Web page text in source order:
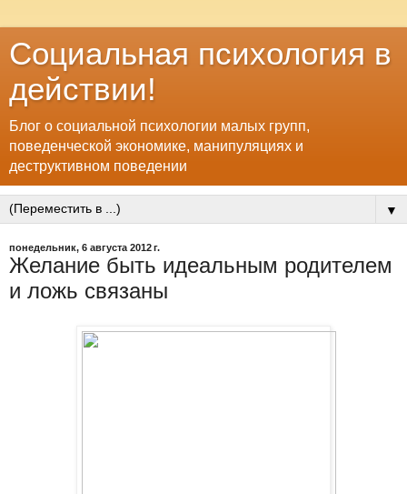
Социальная психология в
действии!
Блог о социальной психологии малых групп,
поведенческой экономике, манипуляциях и
деструктивном поведении
▼
понедельник, 6 августа 2012 г.
Желание быть идеальным родителем
и ложь связаны